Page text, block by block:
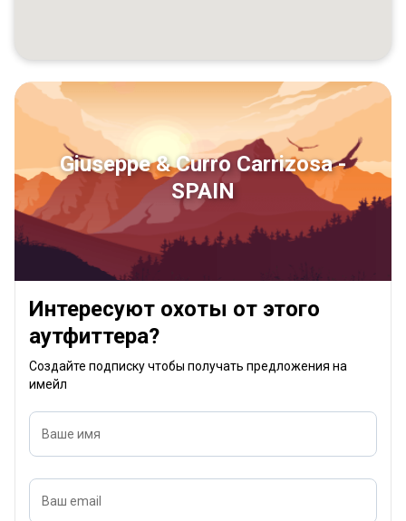
Giuseppe & Curro Carrizosa -
SPAIN
Интересуют охоты от этого
аутфиттера?
Создайте подписку чтобы получать предложения на
имейл
Ваше имя
Ваш email